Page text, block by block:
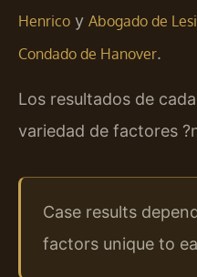
Henrico y Abogado de
Condado de Hanover.
Los resultados de
variedad de factores
Case results
factors unique to